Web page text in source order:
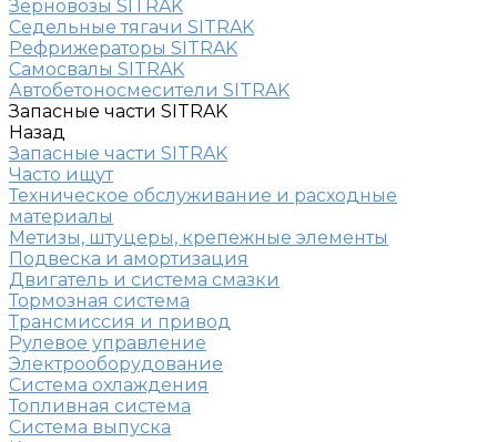
Зерновозы SITRAK
Седельные тягачи SITRAK
Рефрижераторы SITRAK
Самосвалы SITRAK
Автобетоносмесители SITRAK
Запасные части SITRAK
Назад
Запасные части SITRAK
Часто ищут
Техническое обслуживание и расходные
материалы
Метизы, штуцеры, крепежные элементы
Подвеска и амортизация
Двигатель и система смазки
Тормозная система
Трансмиссия и привод
Рулевое управление
Электрооборудование
Система охлаждения
Топливная система
Система выпуска